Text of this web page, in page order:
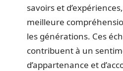
savoirs et
meilleure
les générations. Ces
contribuent à un
d’appartenance et